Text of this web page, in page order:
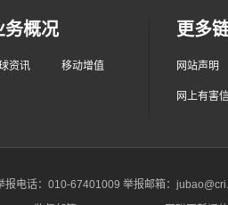
务概况
资讯 移动增值
更多
网站声明
网上有害
报电话：010-67401009 举报邮箱：